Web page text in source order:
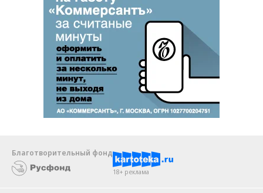
Благотворительный фонд
18+ реклама